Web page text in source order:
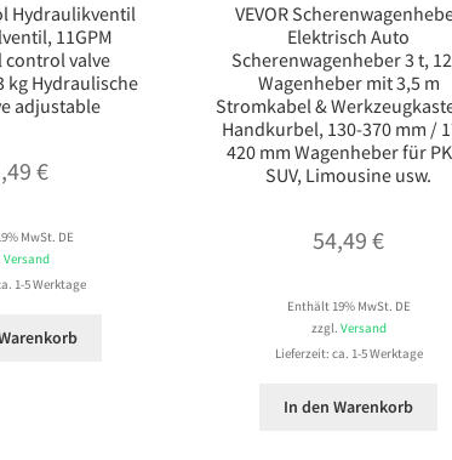
Hydraulikventil
11GPM
valve
kg Hydraulische
adjustable
€
MwSt. DE
Versand
1-5 Werktage
VEVOR
Elektrisch Auto
Scherenwagenheber 3 t,
Wagenheber mit 3,5 m
Stromkabel &
Handkurbel, 130-370 mm /
420 mm Wagenheber für
SUV, Limousine usw.
54,49€
Enthält 19% MwSt. DE
zzgl. Versand
Lieferzeit: ca. 1-5 Werktage
In den Warenkorb